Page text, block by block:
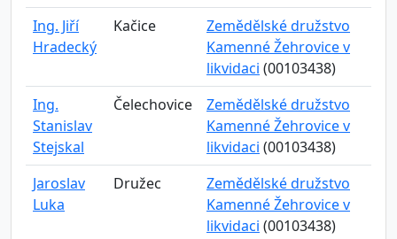
Ing. Jiří
Hradecký
Kačice
Zemědělské družstvo
Kamenné Žehrovice v
likvidaci (00103438)
Ing.
Stanislav
Stejskal
Čelechovice
Zemědělské družstvo
Kamenné Žehrovice v
likvidaci (00103438)
Jaroslav
Luka
Družec
Zemědělské družstvo
Kamenné Žehrovice v
likvidaci (00103438)